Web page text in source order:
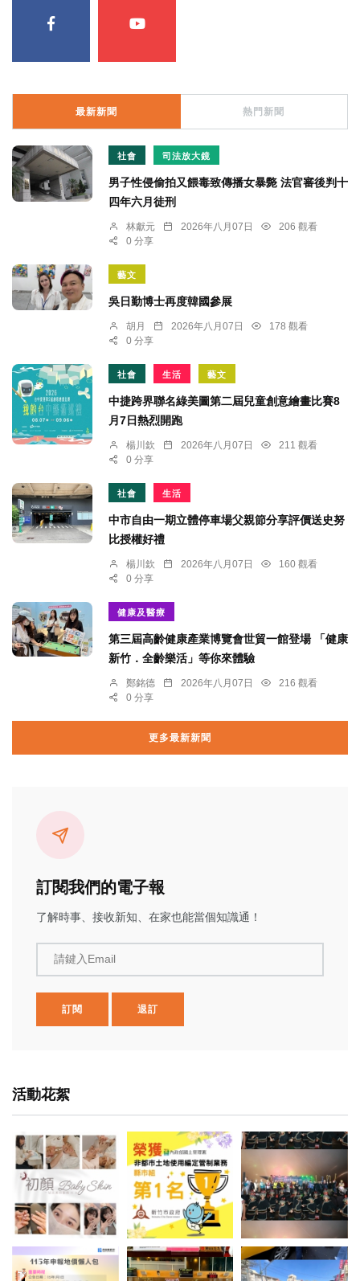
最新新聞 熱門新聞
社會 司法放大鏡
男子性侵偷拍又餵毒致傳播女暴斃 法官審後判十
四年六月徒刑
林獻元 2026年八月07日
206 觀看
0 分享
藝文
吳日勤博士再度韓國參展
胡月 2026年八月07日
178 觀看
0 分享
社會 生活 藝文
中捷跨界聯名綠美圖第二屆兒童創意繪畫比賽8
月7日熱烈開跑
楊川欽 2026年八月07日
211 觀看
0 分享
社會 生活
中市自由一期立體停車場父親節分享評價送史努
比授權好禮
楊川欽 2026年八月07日
160 觀看
0 分享
健康及醫療
第三屆高齡健康產業博覽會世貿一館登場 「健康
新竹．全齡樂活」等你來體驗
鄭銘德 2026年八月07日
216 觀看
0 分享
更多最新新聞
訂閱我們的電子報
了解時事、接收新知、在家也能當個知識通！
請鍵入Email
訂閱 退訂
活動花絮